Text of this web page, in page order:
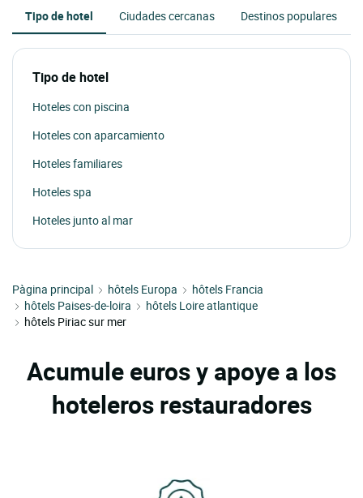
Tipo de hotel Ciudades cercanas Destinos populares
Tipo de hotel
Hoteles con piscina
Hoteles con aparcamiento
Hoteles familiares
Hoteles spa
Hoteles junto al mar
Pàgina principal hôtels Europa
hôtels Francia
hôtels Paises-de-loira
hôtels Loire atlantique
hôtels Piriac sur mer
Acumule euros y apoye a los
hoteleros restauradores